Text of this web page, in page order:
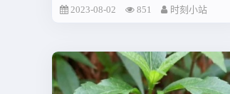
2023-08-02 851 时刻小站